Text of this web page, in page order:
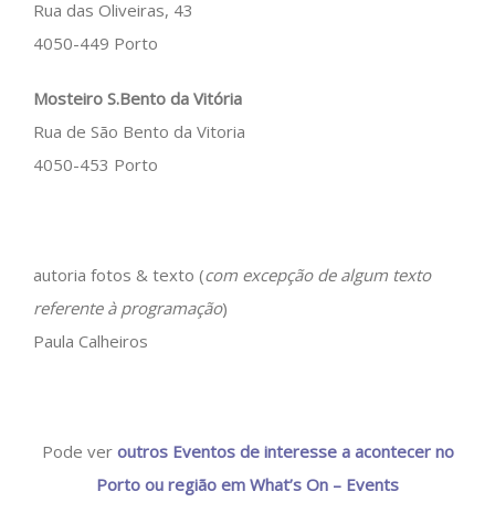
Rua das Oliveiras, 43
4050-449 Porto
Mosteiro S.Bento da Vitória
Rua de São Bento da Vitoria
4050-453 Porto
autoria fotos & texto (com excepção de algum texto
referente à programação)
Paula Calheiros
Pode ver outros Eventos de interesse a acontecer no
Porto ou região em What’s On – Events